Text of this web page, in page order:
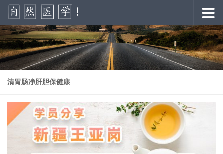
跳至内容
清胃肠净肝胆保健康